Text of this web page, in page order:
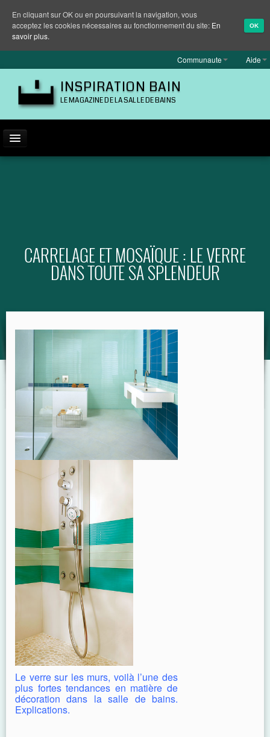
Communaute Aide
INSPIRATION BAIN
LE MAGAZINE DE LA SALLE DE BAINS
CARRELAGE ET MOSAÏQUE : LE VERRE
DANS TOUTE SA SPLENDEUR
Le verre sur les murs, voilà l’une des
plus fortes tendances en matière de
décoration dans la salle de bains.
Explications.
En cliquant sur OK ou en poursuivant la navigation, vous
acceptez les cookies nécessaires au fonctionnement du site: En
savoir plus.
OK